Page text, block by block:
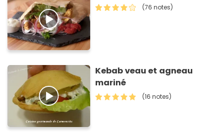
(76 notes)
Kebab veau et agneau
mariné
(16 notes)